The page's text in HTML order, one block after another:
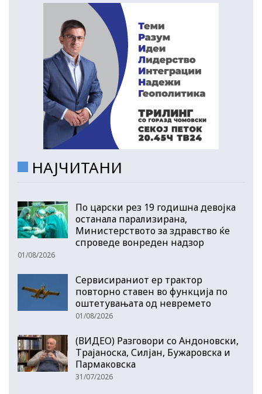
НАЈЧИТАНИ
По царски рез 19 годишна девојка
останала парализирана,
Министерството за здравство ќе
спроведе вонреден надзор
01/08/2026
Сервисираниот ер трактор
повторно ставен во функција по
оштетувањата од невремето
01/08/2026
(ВИДЕО) Разговори со Андоновски,
Трајаноска, Силјан, Бужаровска и
Пармаковска
31/07/2026